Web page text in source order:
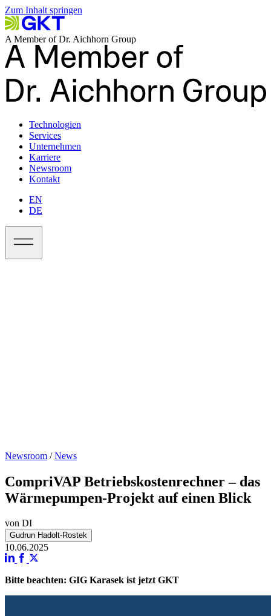
Zum Inhalt springen
A Member of Dr. Aichhorn Group
Technologien
Services
Unternehmen
Karriere
Newsroom
Kontakt
EN
DE
Newsroom /News
CompriVAP Betriebskostenrechner – das
Wärmepumpen-Projekt auf einen Blick
von DI
Gudrun Hadolt-Rostek
10.06.2025
Bitte beachten: GIG Karasek ist jetzt GKT